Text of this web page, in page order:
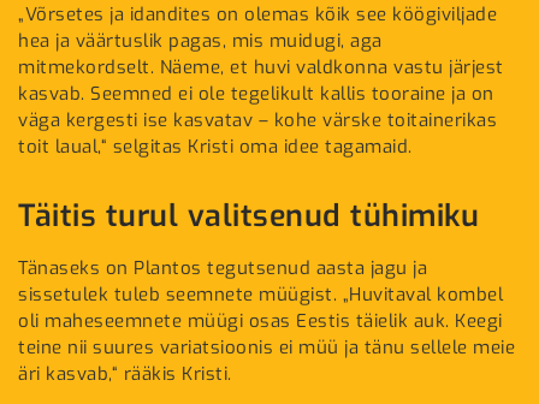
„Võrsetes ja idandites on olemas kõik see köögiviljade
hea ja väärtuslik pagas, mis muidugi, aga
mitmekordselt. Näeme, et huvi valdkonna vastu järjest
kasvab. Seemned ei ole tegelikult kallis tooraine ja on
väga kergesti ise kasvatav – kohe värske toitainerikas
toit laual,“ selgitas Kristi oma idee tagamaid.
Täitis turul valitsenud tühimiku
Tänaseks on Plantos tegutsenud aasta jagu ja
sissetulek tuleb seemnete müügist. „Huvitaval kombel
oli maheseemnete müügi osas Eestis täielik auk. Keegi
teine nii suures variatsioonis ei müü ja tänu sellele meie
äri kasvab,“ rääkis Kristi.